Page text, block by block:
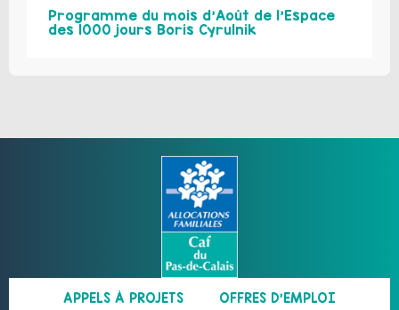
Programme du mois d’Août de l’Espace
des 1000 jours Boris Cyrulnik
APPELS À PROJETS OFFRES D’EMPLOI